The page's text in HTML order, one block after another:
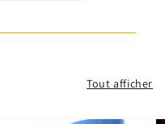
Tout afficher